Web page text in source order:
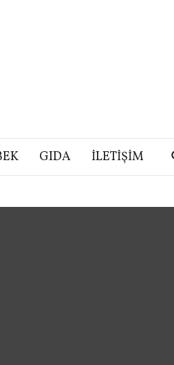
GIDA İLETIŞIM